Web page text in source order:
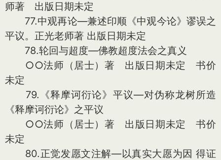
师著 出版日期未定
77.中观再论—兼述印顺《中观今论》谬误之
平议。正光老师著 出版日期未定
78.轮回与超度—佛教超度法会之真义
○○法师（居士）著 出版日期未定 书价
未定
79.《释摩诃衍论》平议—对伪称龙树所造
《释摩诃衍论》之平议
○○法师（居士）著 出版日期未定 书价
未定
80.正觉发愿文注解—以真实大愿为因 得证